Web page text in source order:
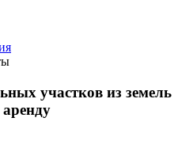
участков из земель